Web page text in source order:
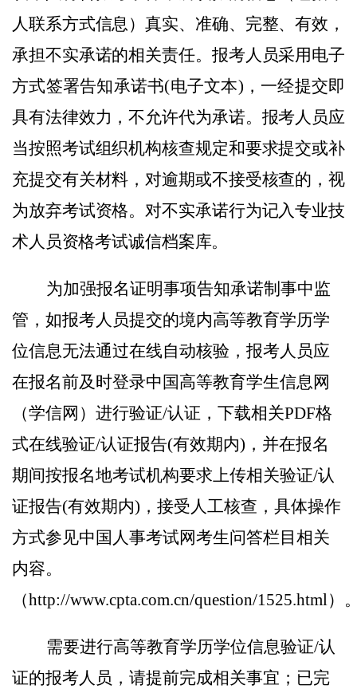
人联系方式信息）真实、准确、完整、有效，
承担不实承诺的相关责任。报考人员采用电子
方式签署告知承诺书(电子文本)，一经提交即
具有法律效力，不允许代为承诺。报考人员应
当按照考试组织机构核查规定和要求提交或补
充提交有关材料，对逾期或不接受核查的，视
为放弃考试资格。对不实承诺行为记入专业技
术人员资格考试诚信档案库。
为加强报名证明事项告知承诺制事中监
管，如报考人员提交的境内高等教育学历学
位信息无法通过在线自动核验， 报考人员应
在报名前及时登录中国高等教育学生信息网
（学信网）进行验证/认证，下载相关PDF格
式在线验证/认证报告(有效期内) ，并在报名
期间按报名地考试机构要求上传相关验证/认
证报告(有效期内) ，接受人工核查，具体操作
方式参见中国人事考试网考生问答栏目相关
内容。
（http://www.cpta.com.cn/question/1525.html ）
需要进行高等教育学历学位信息验证/认
证的报考人员，请提前完成相关事宜；已完